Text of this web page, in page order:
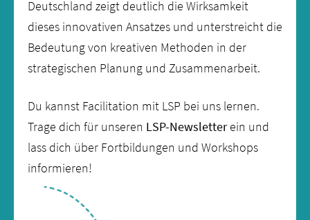
Deutschland zeigt deutlich die Wirksamkeit
dieses innovativen Ansatzes und unterstreicht die
Bedeutung von kreativen Methoden in der
strategischen Planung und Zusammenarbeit.
Du kannst Facilitation mit LSP bei uns lernen.
Trage dich für unseren LSP-Newsletterein und
lass dich über Fortbildungen und Workshops
informieren!